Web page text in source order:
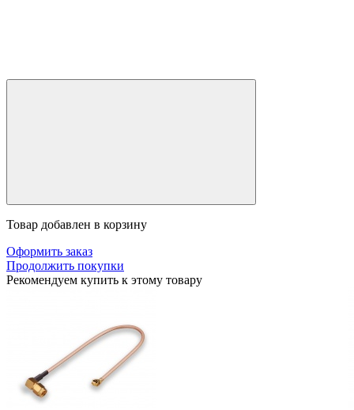
Товар добавлен в корзину
Оформить заказ
Продолжить покупки
Рекомендуем купить к этому товару